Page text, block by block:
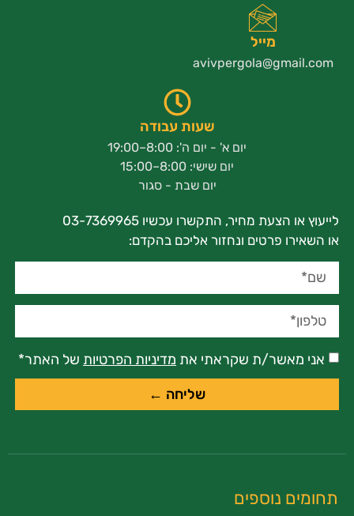
מייל
avivpergola@gmail.com
שעות עבודה
יום א' - יום ה': 8:00–19:00
יום שישי: 8:00–15:00
יום שבת - סגור
לייעוץ או הצעת מחיר, התקשרו עכשיו 03-7369965
או השאירו פרטים ונחזור אליכם בהקדם:
אני מאשר/ת שקראתי את מדיניות הפרטיות של האתר*
שליחה ←
תחומים נוספים